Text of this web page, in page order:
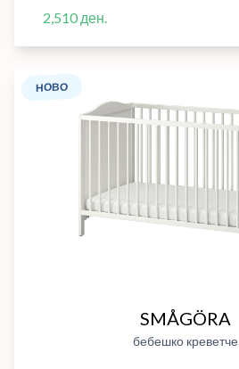
2,510 ден.
НОВО
SMÅGÖRA
бебешко креветче